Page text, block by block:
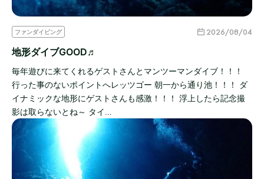
ファンダイビング 2026/08/04
地形ダイブGOOD♬
毎年遊びに来てくれるゲストさんとマンツーマンダイブ！！！
行った事のないポイントへレッツゴー 朝一から通り池！！！ ダ
イナミックな地形にゲストさんも感激！！！ 浮上したら記念撮
影は取らないとね～ タイ…